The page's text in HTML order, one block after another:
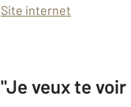
Site internet
"Je veux te